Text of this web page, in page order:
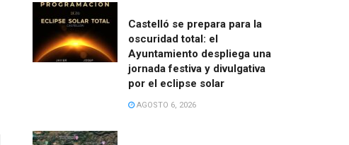
Castelló se prepara para la
oscuridad total: el
Ayuntamiento despliega una
jornada festiva y divulgativa
por el eclipse solar
AGOSTO 6, 2026